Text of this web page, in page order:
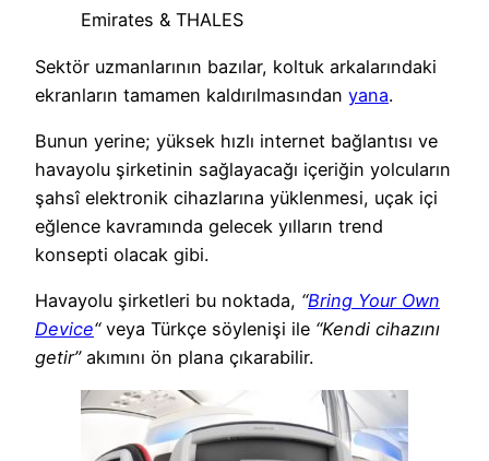
Emirates & THALES
Sektör uzmanlarının bazılar, koltuk arkalarındaki
ekranların tamamen kaldırılmasından yana.
Bunun yerine; yüksek hızlı internet bağlantısı ve
havayolu şirketinin sağlayacağı içeriğin yolcuların
şahsî elektronik cihazlarına yüklenmesi, uçak içi
eğlence kavramında gelecek yılların trend
konsepti olacak gibi.
Havayolu şirketleri bu noktada, “Bring Your Own
Device“veya Türkçe söylenişi ile “Kendi cihazını
getir” akımını ön plana çıkarabilir.